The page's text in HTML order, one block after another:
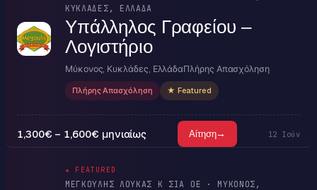
ΚΥΚΛΆΔΕΣ, ΕΛΛΆΔΑ
Υπάλληλος Γραφείου –
Λογιστήριο
Μύκονος, Κυκλάδες, ΕλλάδαΠλήρης Απασχόληση
Πλήρης Απασχόληση ★ Featured
1,300€ – 1,600€ μηνιαίως Αίτηση→ 12 Ιούν
★ FEATURED
ΜΕΓΚΟΥΛΗΣ ΛΟΥΚΑΣ Κ ΣΙΑ ΟΕ · ΜΎΚΟΝΟΣ,